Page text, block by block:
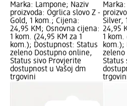
Marka: Lampone; Naziv
proizvoda: Ogrlica slovo Z -
Gold, 1 kom.; Cijena:
24,95 KM; Osnovna cijena:
1 kom. (24,95 KM za 1
kom.); Dostupnost: Status
zeleno Dostupno online,
Status sivo Provjerite
dostupnost u Vašoj dm
trgovini
Silver,
24,95
1 kom.
kom.);
zeleno
Status